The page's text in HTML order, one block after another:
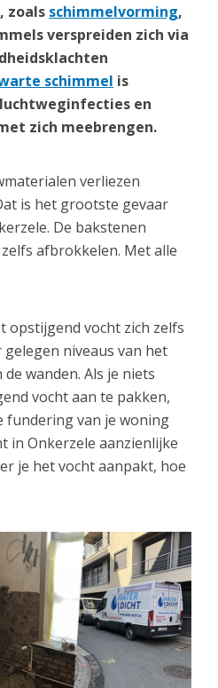
zoals schimmelvorming,
verspreiden zich via
schimmel is
en
zich meebrengen.
verliezen
is het grootste gevaar
De bakstenen
afbrokkelen. Met alle
opstijgend vocht zich zelfs
niveaus van het
wanden. Als je niets
vocht aan te pakken,
fundering van je woning
in Onkerzele aanzienlijke
je het vocht aanpakt, hoe